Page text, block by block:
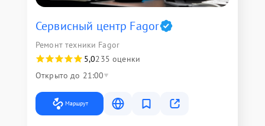
Сервисный центр Fagor
Ремонт техники Fagor
5,0235 оценки
Открыто до 21:00
Маршрут